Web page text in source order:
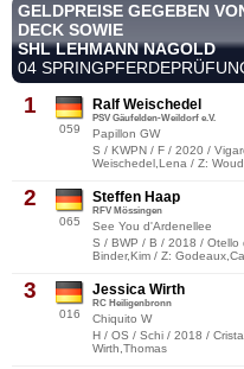
GELDPREISE GEGEBEN
DECK SOWIE
SHL LEHMANN NAGOLD
04
1
059
Ralf Weischedel
PSV Gäufelden-Weildorf e.V.
Papillon GW
S / KWPN / F / 2020 /
Weischedel,Lena / Z:
2
065
Steffen Haap
RFV Mössingen
See You d'Ardenellee
S / BWP / B / 2018 / Otello
Binder,Kim / Z:
3
016
Jessica Wirth
RC Heiligenbronn
Chiquito W
H / OS / Schi / 2018 /
Wirth,Thomas